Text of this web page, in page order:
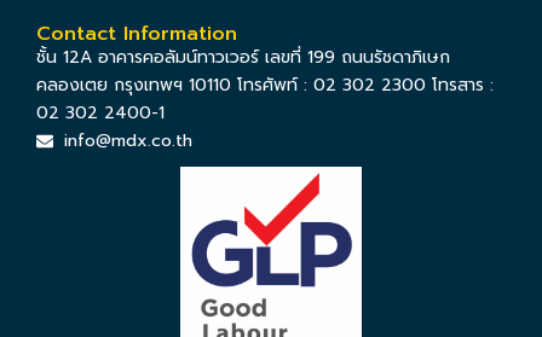
Contact Information
ชั้น 12A อาคารคอลัมน์ทาวเวอร์ เลขที่ 199 ถนนรัชดาภิเษก
คลองเตย กรุงเทพฯ 10110 โทรศัพท์ : 02 302 2300 โทรสาร :
02 302 2400-1
info@mdx.co.th